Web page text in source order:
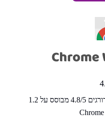
מדורגים 4.8/5 מבוסס על 1.2k+ ביקורות באתר Google